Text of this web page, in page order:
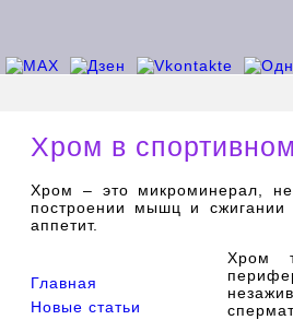
Хром в
Хром – это микроминерал,
построении мышц и сжигании
аппетит.
Главная
Новые статьи
Хром